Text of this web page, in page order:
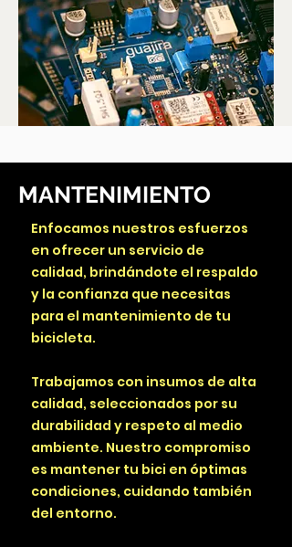
MANTENIMIENTO
Enfocamos nuestros esfuerzos
en ofrecer un servicio de
calidad, brindándote el respaldo
y la confianza que necesitas
para el mantenimiento de tu
bicicleta.
Trabajamos con insumos de alta
calidad, seleccionados por su
durabilidad y respeto al medio
ambiente. Nuestro compromiso
es mantener tu bici en óptimas
condiciones, cuidando también
del entorno.